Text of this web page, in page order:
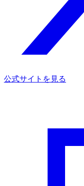
公式サイトを見る